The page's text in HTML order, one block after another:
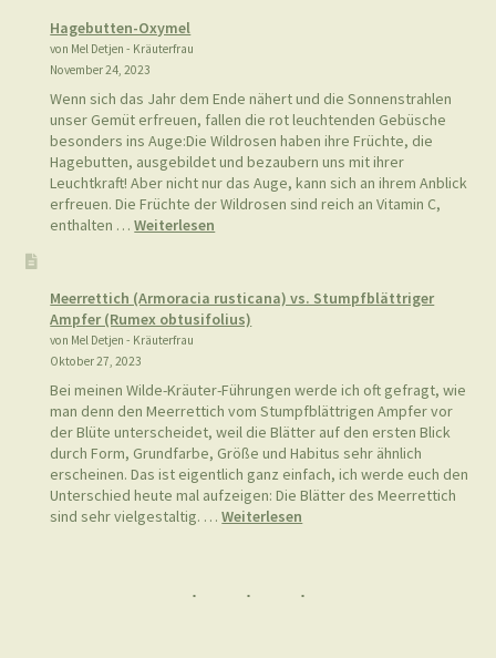
besonders ins Auge:Die Wildrosen haben ihre Früchte, die
Hagebutten, ausgebildet und bezaubern uns mit ihrer
Leuchtkraft! Aber nicht nur das Auge, kann sich an ihrem Anblick
erfreuen. Die Früchte der Wildrosen sind reich an Vitamin C,
enthalten …Weiterlesen:
Hagebutten-
Oxymel
Meerrettich (Armoracia rusticana) vs. Stumpfblättriger
Ampfer (Rumex obtusifolius)
von Mel Detjen - Kräuterfrau
man denn den Meerrettich vom Stumpfblättrigen Ampfer vor
der Blüte unterscheidet, weil die Blätter auf den ersten Blick
durch Form, Grundfarbe, Größe und Habitus sehr ähnlich
erscheinen. Das ist eigentlich ganz einfach, ich werde euch den
Unterschied heute mal aufzeigen: Die Blätter des Meerrettich
sind sehr vielgestaltig. …Weiterlesen:
Meerrettich
(Armoracia
rusticana)
vs.
Stumpfblättriger
Ampfer
Datenschutzerklärung